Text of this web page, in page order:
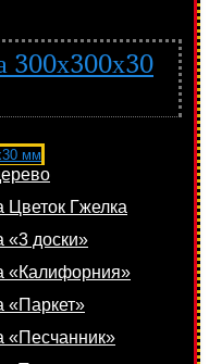
300х300х30
Цветок Гжелка
«3 доски»
«Калифорния»
«Паркет»
«Песчанник»